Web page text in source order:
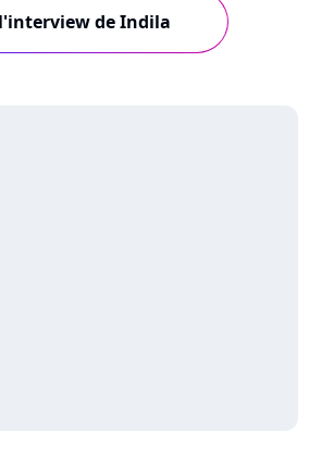
musical de son disque à venir.
de Indila